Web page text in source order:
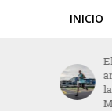
INICIO